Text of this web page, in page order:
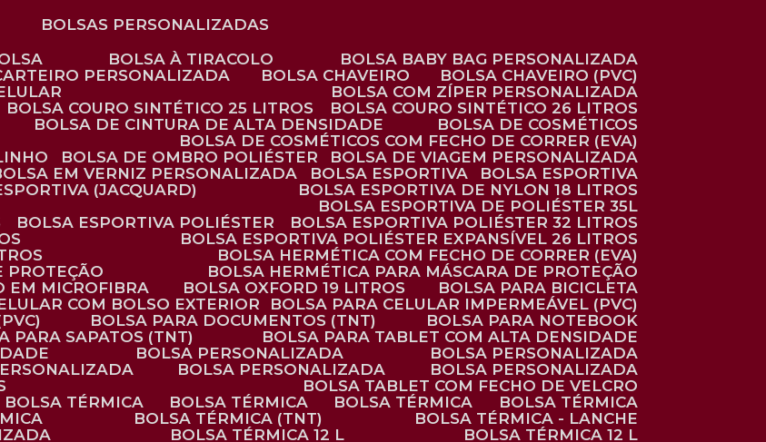
BOLSAS PERSONALIZADAS
BOLSA À TIRACOLO
BOLSA BABY BAG PERSONALIZADA
PERSONALIZADA BOLSA CHAVEIRO
BOLSA CHAVEIRO (PVC)
BOLSA COM ZÍPER PERSONALIZADA
BOLSA COURO SINTÉTICO 25 LITROS
BOLSA COURO SINTÉTICO 26 LITROS
BOLSA DE CINTURA DE ALTA DENSIDADE
BOLSA DE COSMÉTICOS
BOLSA DE COSMÉTICOS COM FECHO DE CORRER (EVA)
BOLSA DE OMBRO POLIÉSTER
BOLSA DE VIAGEM PERSONALIZADA
BOLSA EM VERNIZ PERSONALIZADA BOLSA ESPORTIVA
BOLSA ESPORTIVA
(JACQUARD)
BOLSA ESPORTIVA DE NYLON 18 LITROS
BOLSA ESPORTIVA DE POLIÉSTER 35L
BOLSA ESPORTIVA POLIÉSTER
BOLSA ESPORTIVA POLIÉSTER 32 LITROS
BOLSA ESPORTIVA POLIÉSTER EXPANSÍVEL 26 LITROS
BOLSA HERMÉTICA COM FECHO DE CORRER (EVA)
PROTEÇÃO
BOLSA HERMÉTICA PARA MÁSCARA DE PROTEÇÃO
EM MICROFIBRA BOLSA OXFORD 19 LITROS
BOLSA PARA BICICLETA
COM BOLSO EXTERIOR
BOLSA PARA CELULAR IMPERMEÁVEL (PVC)
BOLSA PARA DOCUMENTOS (TNT)
BOLSA PARA NOTEBOOK
PARA SAPATOS (TNT)
BOLSA PARA TABLET COM ALTA DENSIDADE
BOLSA PERSONALIZADA
BOLSA PERSONALIZADA
BOLSA PERSONALIZADA
BOLSA PERSONALIZADA
BOLSA TABLET COM FECHO DE VELCRO
BOLSA TÉRMICA BOLSA TÉRMICA BOLSA TÉRMICA
BOLSA TÉRMICA
BOLSA TÉRMICA (TNT)
BOLSA TÉRMICA - LANCHE
BOLSA TÉRMICA 12 L
BOLSA TÉRMICA 12 L